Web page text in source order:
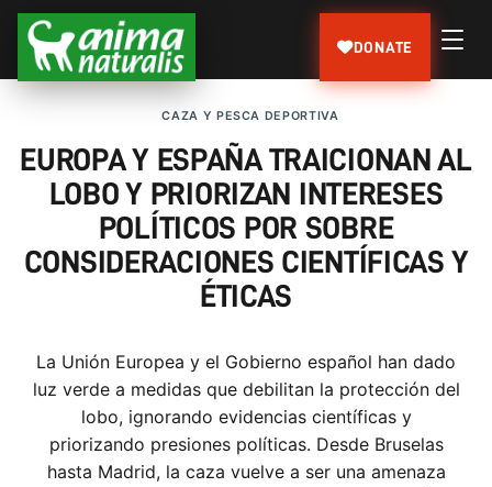
DONATE
CAZA Y PESCA DEPORTIVA
EUROPA Y ESPAÑA TRAICIONAN AL
LOBO Y PRIORIZAN INTERESES
POLÍTICOS POR SOBRE
CONSIDERACIONES CIENTÍFICAS Y
ÉTICAS
La Unión Europea y el Gobierno español han dado
luz verde a medidas que debilitan la protección del
lobo, ignorando evidencias científicas y
priorizando presiones políticas. Desde Bruselas
hasta Madrid, la caza vuelve a ser una amenaza